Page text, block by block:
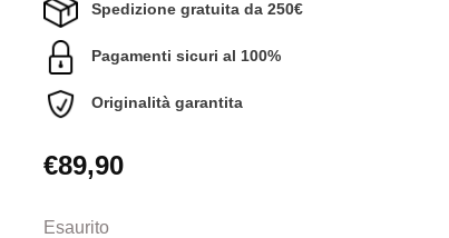
Spedizione gratuita da 250€
Pagamenti sicuri al 100%
Originalità garantita
€89,90
Esaurito